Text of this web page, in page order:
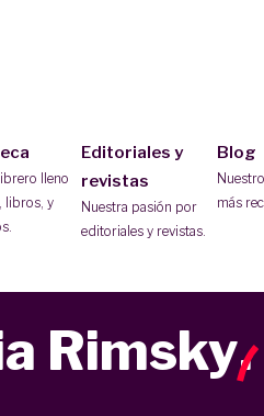
lleno
libros, y
Editoriales y
revistas
Nuestra pasión por
editoriales y revistas.
Blog
más
Rimsky.